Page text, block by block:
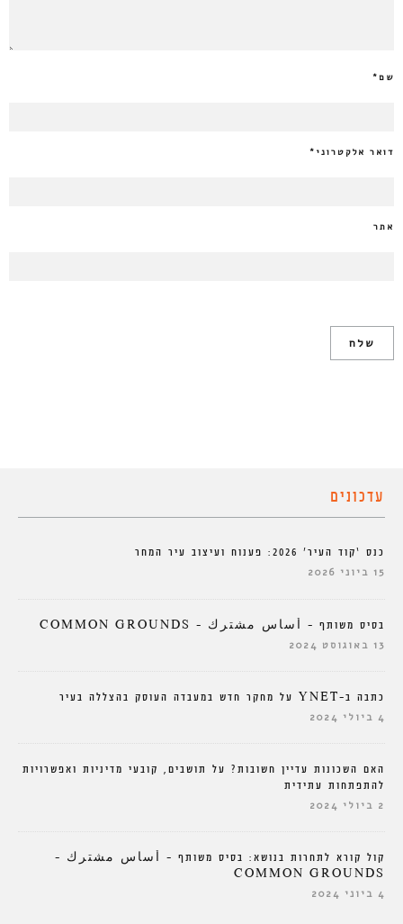
שם*
דואר אלקטרוני *
אתר
עדכונים
כנס ‘קוד העיר’ 2026: פענוח ועיצוב עיר המחר
15 ביוני 2026
בסיס משותף – أساس مشترك – COMMON GROUNDS
13 באוגוסט 2024
כתבה ב-YNET על מחקר חדש במעבדה העוסק בהצללה בעיר
4 ביולי 2024
האם השכונות עדיין חשובות? על תושבים, קובעי מדיניות ואפשרויות
להתפתחות עתידית
2 ביולי 2024
קול קורא לתחרות בנושא: בסיס משותף – أساس مشترك –
COMMON GROUNDS
4 ביוני 2024